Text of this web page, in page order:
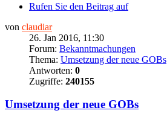
Rufen Sie den Beitrag auf
von claudiar
26. Jan 2016, 11:30
Forum: Bekanntmachungen
Thema: Umsetzung der neue GOBs
Antworten: 0
Zugriffe: 240155
Umsetzung der neue GOBs